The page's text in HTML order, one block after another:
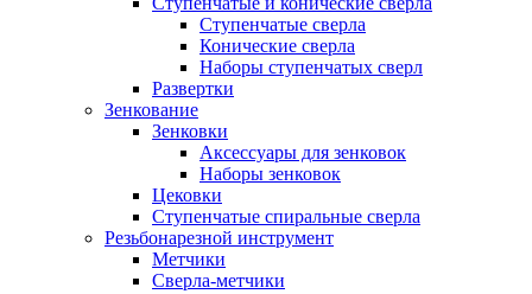
Ступенчатые сверла
Конические сверла
Наборы ступенчатых сверл
Развертки
Зенкование
Зенковки
Аксессуары для зенковок
Наборы зенковок
Цековки
Ступенчатые спиральные сверла
Резьбонарезной инструмент
Метчики
Сверла-метчики